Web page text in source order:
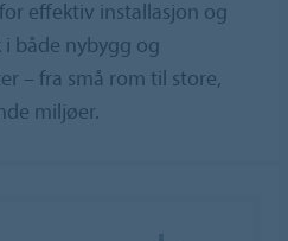
effektiv installasjon og
både nybygg og
– fra små rom til store,
miljøer.